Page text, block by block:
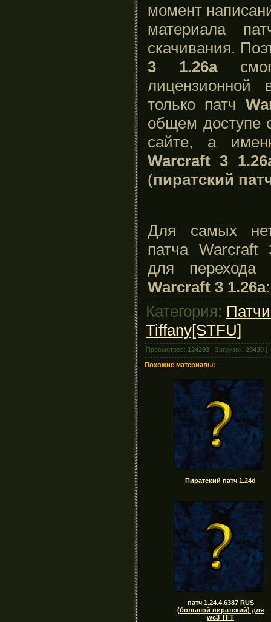
момент
материала
скачивания.
3 1.26a
только патч
общем доступе
сайте, а
Warcraft 3
(пиратский
Для самых
патча Warcraft
для
Warcraft 3 1.26a:
Категория:
Tiffany[STFU]
Просмотров: 124293 | Загрузок: 29439 |
Похожие материалы:
Пиратский патч 1.24d
патч 1.24.4.6387 RUS
(большой пиратский) для
wc3 TFT